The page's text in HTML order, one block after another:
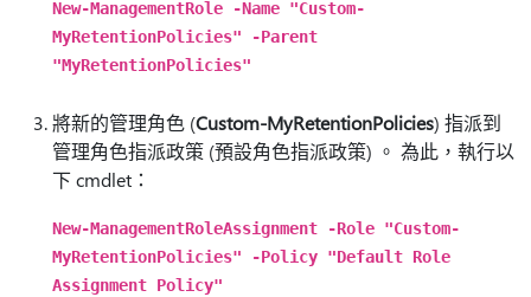
New-ManagementRole -Name "Custom-
MyRetentionPolicies" -Parent
"MyRetentionPolicies"
將新的管理角色 (Custom-MyRetentionPolicies) 指派到
管理角色指派政策 (預設角色指派政策) 。 為此，執行以
下 cmdlet：
New-ManagementRoleAssignment -Role "Custom-
MyRetentionPolicies" -Policy "Default Role
Assignment Policy"